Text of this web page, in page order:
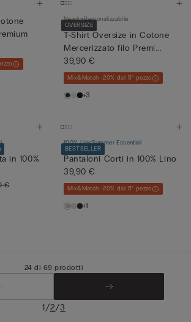
OVERSIZE
New Personalizzabile
T-Shirt Oversize in Cotone
Mercerizzato filo Premi...
39,90 €
Mix&Match -20% dal 5° pezzo
+3
in 100%
€
BESTSELLER
100% LinoSummer Essential
Pantaloni Corti in 100% Lino
39,90 €
Mix&Match -20% dal 5° pezzo
+1
24 di 69 prodotti
1/2/3